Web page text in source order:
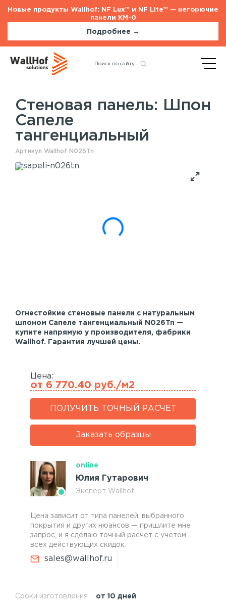
Новые продукты Wallhof: NF Lux™ и NF Lite™ — негорючие
панели КМ-0
Подробнее →
Стеновые панели
Шпонированные панели
Акустические панели
Панели с полимерным покрытием
Шпонированные панели
Услуги
Монтаж акустических панелей
Назад
Стеновые панели
Стеновая панель: Шпон
Сапеле
тангенциальный
Артикул Wallhof N026Tn
Огнестойкие стеновые панели с натуральным
шпоном Сапеле тангенциальный N026Tn —
купите напрямую у производителя, фабрики
Wallhof. Гарантия лучшей цены.
Сроки изготовления от 10 дней
Цена:
от 6 770.40 руб./м2
ПОЛУЧИТЬ ТОЧНЫЙ РАСЧЕТ
Заказать образцы
online
Юлия Гутарович
Эксперт Wallhof
Цена зависит от типа панелей, выбранного
покрытия и других нюансов — пришлите мне
запрос, и я сделаю точный расчет с учетом
всех действующих скидок.
sales@wallhof.ru